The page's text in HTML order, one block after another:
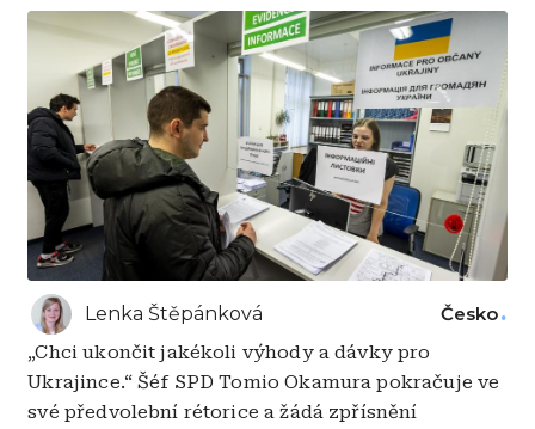
Lenka Štěpánková Česko
„Chci ukončit jakékoli výhody a dávky pro
Ukrajince.“ Šéf SPD Tomio Okamura pokračuje ve
své předvolební rétorice a žádá zpřísnění